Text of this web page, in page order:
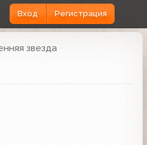
Вход Регистрация
звезда